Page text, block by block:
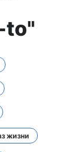
to"
жизни